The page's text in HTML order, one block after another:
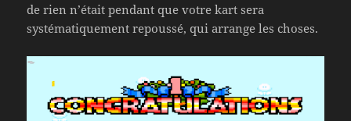
de rien n’était pendant que votre kart sera
systématiquement repoussé, qui arrange les choses.